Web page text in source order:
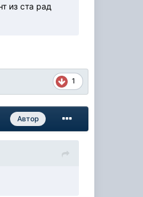
из ста рад
1
Автор